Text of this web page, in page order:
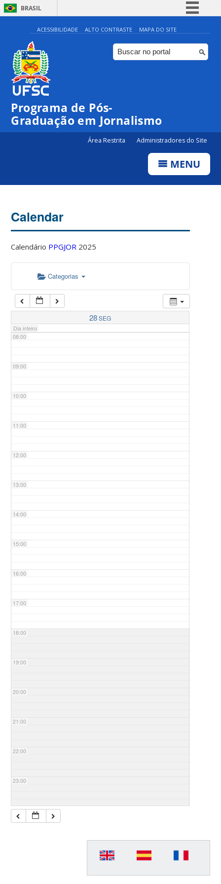
BRASIL
Simplifique!
Comunica BR
Participe
ACESSIBILIDADE ALTO CONTRASTE MAPA DO SITE
Programa de Pós-
Graduação em Jornalismo
Área Restrita Administradores do Site
MENU
Calendar
Calendário PPGJOR 2025
Categorias
28SEG
Dia inteiro
04:00
05:00
07:00
08:00
09:00
10:00
11:00
12:00
13:00
14:00
15:00
16:00
17:00
18:00
19:00
20:00
21:00
22:00
23:00